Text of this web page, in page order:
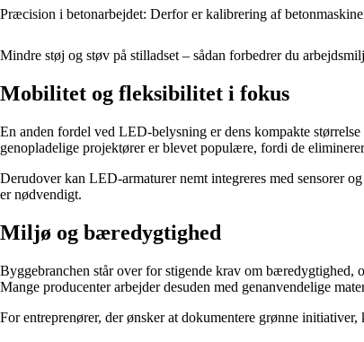
Præcision i betonarbejdet: Derfor er kalibrering af
Mindre støj og støv på stilladset – sådan forbedrer du
Mobilitet og fleksibilitet i fokus
En anden fordel ved LED-belysning er dens kompakte
genopladelige projektører er blevet populære, fordi de
Derudover kan LED-armaturer nemt integreres med sensorer
er nødvendigt.
Miljø og bæredygtighed
Byggebranchen står over for stigende krav om
Mange producenter arbejder desuden med genanvendelige
For entreprenører, der ønsker at dokumentere grønne